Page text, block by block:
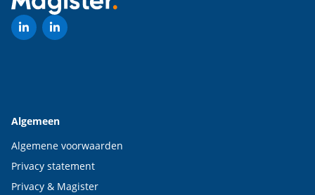
Algemeen
Algemene voorwaarden
Privacy statement
Privacy & Magister